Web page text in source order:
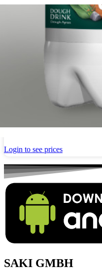
Login to see prices
SAKI GMBH